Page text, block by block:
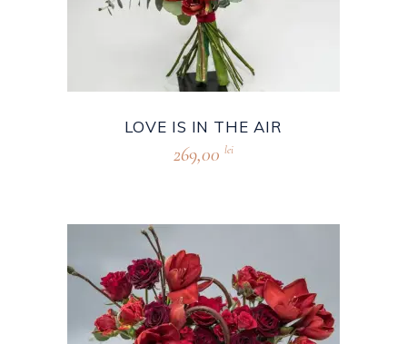
LOVE IS IN THE AIR
269,00 lei